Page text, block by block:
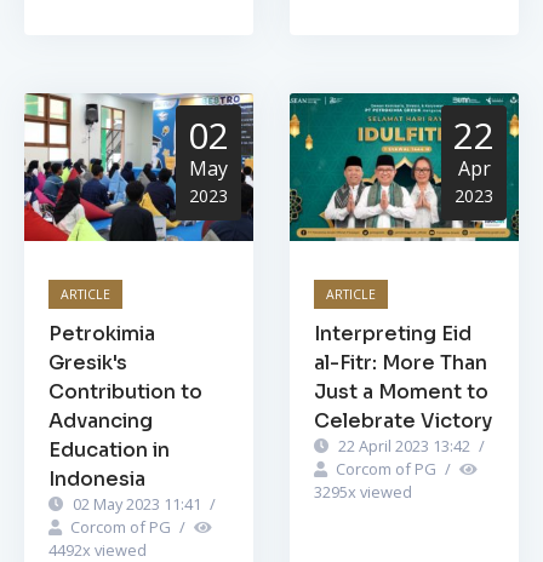
02
May
2023
ARTICLE
Petrokimia
Gresik's
Contribution to
Advancing
Education in
Indonesia
02 May 2023 11:41 /
Corcom of PG /
4492x viewed
22
Apr
2023
ARTICLE
Interpreting Eid
al-Fitr: More Than
Just a Moment to
Celebrate Victory
22 April 2023 13:42 /
Corcom of PG /
3295x viewed